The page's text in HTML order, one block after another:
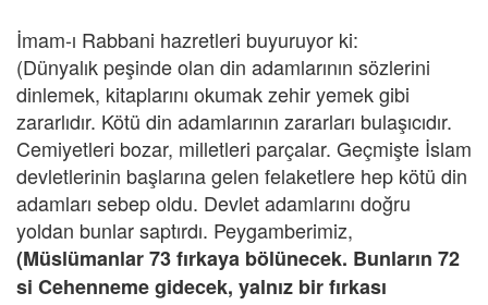
İmam-ı Rabbani hazretleri buyuruyor ki:
(Dünyalık peşinde olan din adamlarının sözlerini
dinlemek, kitaplarını okumak zehir yemek gibi
zararlıdır. Kötü din adamlarının zararları bulaşıcıdır.
Cemiyetleri bozar, milletleri parçalar. Geçmişte İslam
devletlerinin başlarına gelen felaketlere hep kötü din
adamları sebep oldu. Devlet adamlarını doğru
yoldan bunlar saptırdı. Peygamberimiz,
(Müslümanlar 73 fırkaya bölünecek. Bunların 72
si Cehenneme gidecek, yalnız bir fırkası